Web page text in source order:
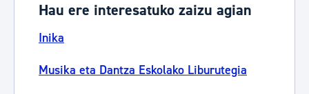
Hau ere interesatuko zaizu agian
Inika
Musika eta Dantza Eskolako Liburutegia